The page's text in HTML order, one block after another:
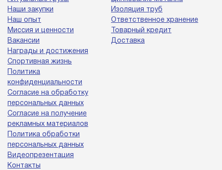
Наши закупки
Наш опыт
Миссия и ценности
Вакансии
Награды и достижения
Спортивная жизнь
Политика
конфиденциальности
Согласие на обработку
персональных данных
Согласие на получение
рекламных материалов
Политика обработки
персональных данных
Видеопрезентация
Контакты
Изоляция труб
Ответственное хранение
Товарный кредит
Доставка